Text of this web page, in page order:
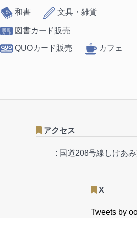
和書 文具・雑貨
図書カード販売
QUOカード販売 カフェ
アクセス
: 国道208号線しけあ
X
Tweets by